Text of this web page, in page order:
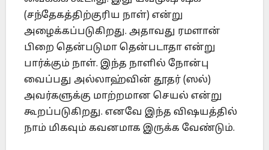
(சந்தேகத்திற்குரிய நாள்) என்று
அழைக்கப்படுகிறது. அதாவது ரமளான்
பிறை தென்படுமா தென்படாதா என்று
பார்க்கும் நாள். இந்த நாளில் நோன்பு
வைப்பது அல்லாஹ்வின் தூதர் (ஸல்)
அவர்களுக்கு மாற்றமான செயல் என்று
கூறப்படுகிறது. எனவே இந்த விஷயத்தில்
நாம் மிகவும் கவனமாக இருக்க வேண்டும்.